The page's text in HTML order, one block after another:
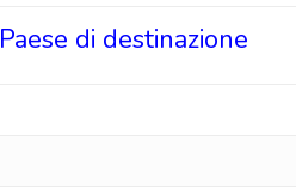
Paese di destinazione